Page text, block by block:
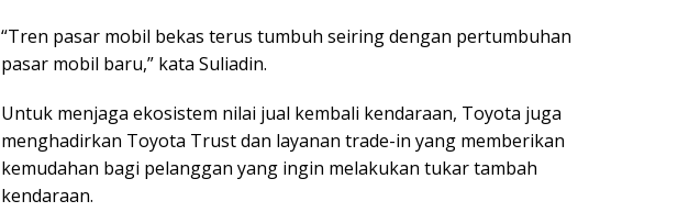
“Tren pasar mobil bekas terus tumbuh seiring dengan pertumbuhan
pasar mobil baru,” kata Suliadin.
Untuk menjaga ekosistem nilai jual kembali kendaraan, Toyota juga
menghadirkan Toyota Trust dan layanan trade-in yang memberikan
kemudahan bagi pelanggan yang ingin melakukan tukar tambah
kendaraan.